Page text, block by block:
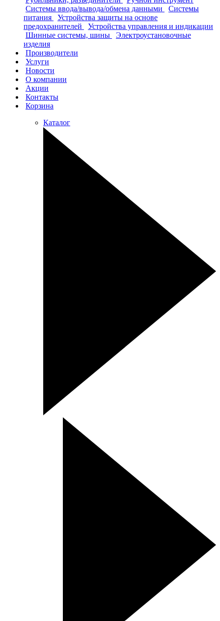
Системы ввода/вывода/обмена данными
Системы
питания
Устройства защиты на основе
предохранителей
Устройства управления и индикации
Шинные системы, шины
Электроустановочные
изделия
Производители
Услуги
Новости
О компании
Акции
Контакты
Корзина
Каталог